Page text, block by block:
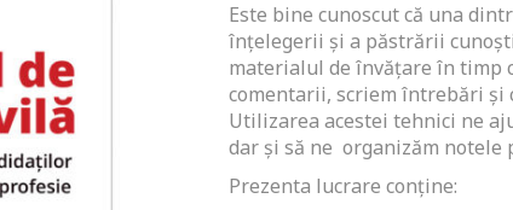
Este bine cunoscut că una
înțelegerii și a păstrării
materialul de învățare în timp
comentarii, scriem întrebări și
Utilizarea acestei tehnici ne
dar şi să ne organizăm
Prezenta lucrare conține: